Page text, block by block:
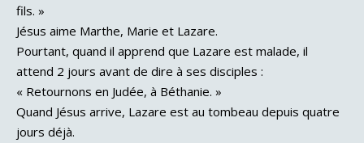
fils. »
Jésus aime Marthe, Marie et Lazare.
Pourtant, quand il apprend que Lazare est malade, il
attend 2 jours avant de dire à ses disciples :
« Retournons en Judée, à Béthanie. »
Quand Jésus arrive, Lazare est au tombeau depuis quatre
jours déjà.